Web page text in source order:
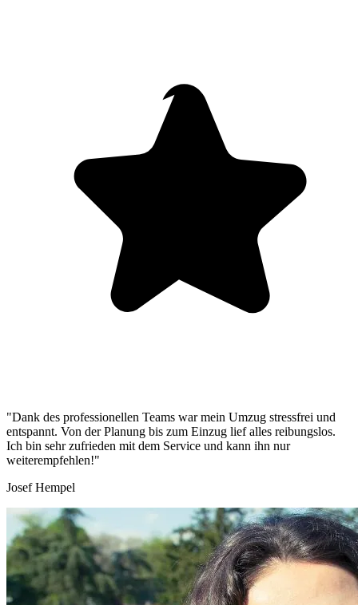
"Dank des professionellen Teams war mein Umzug stressfrei und
entspannt. Von der Planung bis zum Einzug lief alles reibungslos.
Ich bin sehr zufrieden mit dem Service und kann ihn nur
weiterempfehlen!"
Josef Hempel